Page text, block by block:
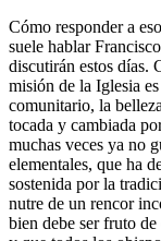
Cómo responder a
suele hablar
discutirán estos días.
misión de la Iglesia
comunitario, la
tocada y cambiada
muchas veces ya no
elementales, que ha
sostenida por la
nutre de un rencor
bien debe ser fruto